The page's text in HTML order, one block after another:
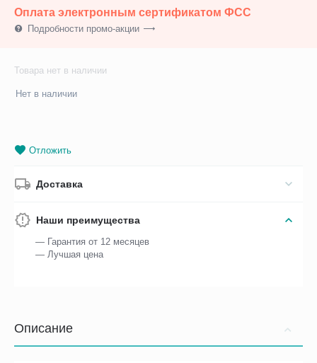
Оплата электронным сертификатом ФСС
Подробности промо-акции
Товара нет в наличии
Нет в наличии
Отложить
Доставка
Наши преимущества
— Гарантия от 12 месяцев
— Лучшая цена
Описание